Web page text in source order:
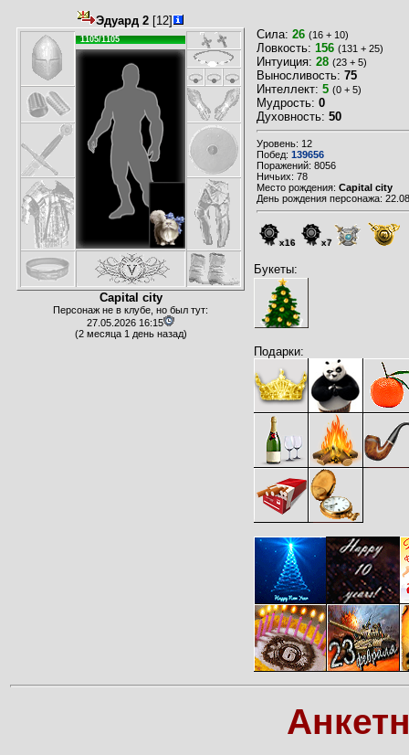
Эдуард 2 [12]
1105/1105
Capital city
Персонаж не в клубе, но был тут:
27.05.2026 16:15
(2 месяца 1 день назад)
Сила: 26 (16 + 10)
Ловкость: 156 (131 + 25)
Интуиция: 28 (23 + 5)
Выносливость: 75
Интеллект: 5 (0 + 5)
Мудрость: 0
Духовность: 50
Уровень: 12
Побед: 139656
Поражений: 8056
Ничьих: 78
Место рождения: Capital city
День рождения персонажа:
x16 x7
Букеты:
Подарки: